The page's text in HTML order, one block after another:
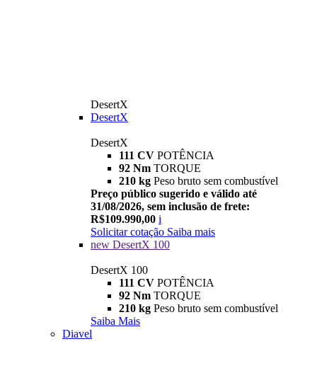
DesertX
DesertX
DesertX
111 CV POTÊNCIA
92 Nm TORQUE
210 kg Peso bruto sem combustível
Preço público sugerido e válido até
31/08/2026, sem inclusão de frete:
R$109.990,00 i
Solicitar cotação Saiba mais
new DesertX 100
DesertX 100
111 CV POTÊNCIA
92 Nm TORQUE
210 kg Peso bruto sem combustível
Saiba Mais
Diavel